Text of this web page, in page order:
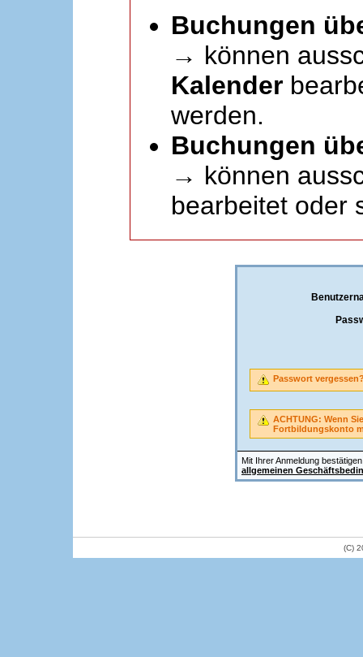
Buchungen
→ können
Kalender
werden.
Buchungen
→ können
bearbeitet oder
Mit Ihrer Anmeldung
allgemeinen
Passwort
ACHTUNG: Wenn
Fortbildungskonto
(C)